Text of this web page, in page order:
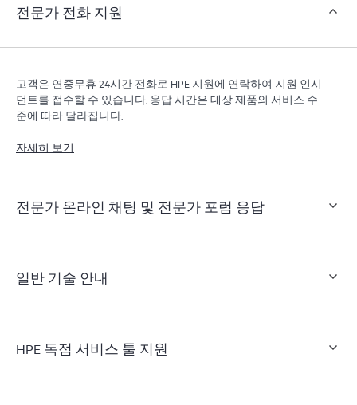
전문가 전화 지원
고객은 연중무휴 24시간 전화로 HPE 지원에 연락하여 지원 인시
던트를 접수할 수 있습니다. 응답 시간은 대상 제품의 서비스 수
준에 따라 달라집니다.
자세히 보기
전문가 온라인 채팅 및 전문가 포럼 응답
일반 기술 안내
HPE 독점 서비스 툴 지원